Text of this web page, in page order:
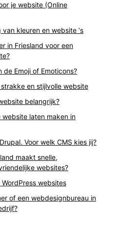
je website (Online
kleuren en website ‘s
in Friesland voor een
de Emoji of Emoticons?
en stijlvolle website
belangrijk?
laten maken in
Voor welk CMS kies jij?
maakt snelle,
websites?
websites
of een webdesignbureau in